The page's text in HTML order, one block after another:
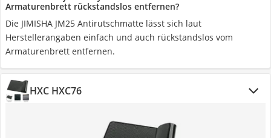
Armaturenbrett rückstandslos entfernen?
Die JIMISHA JM25 Antirutschmatte lässt sich laut
Herstellerangaben einfach und auch rückstandslos vom
Armaturenbrett entfernen.
HXC ‎HXC76